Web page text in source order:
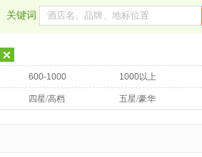
关键词
600-1000 1000以上
四星/高档 五星/豪华